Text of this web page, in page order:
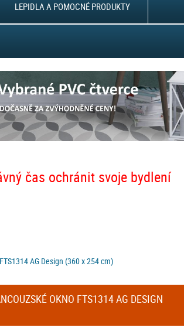
LEPIDLA A POMOCNÉ PRODUKTY
čas ochránit svoje bydlení
AG Design (360 x 254 cm)
OKNO FTS1314 AG DESIGN